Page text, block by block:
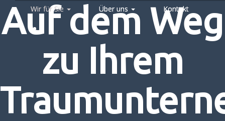
Wir für Sie Über uns Kontakt
Auf dem Weg
zu Ihrem